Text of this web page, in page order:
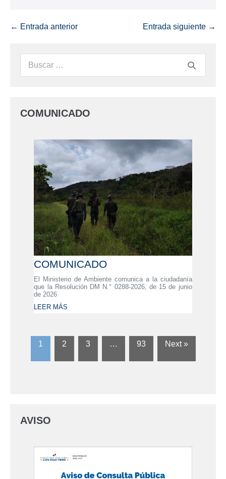
← Entrada anterior Entrada siguiente →
COMUNICADO
COMUNICADO
El Ministerio de Ambiente comunica a la ciudadanía
que la Resolución DM N.° 0288-2026, de 15 de junio
de 2026
LEER MÁS
1 2 3 … 93 Next »
AVISO